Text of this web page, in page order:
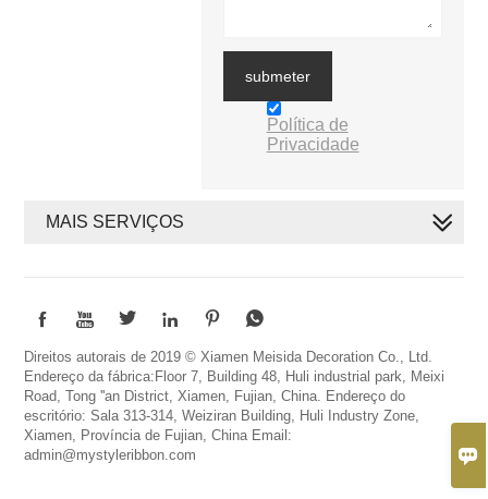

submeter
Política de
Privacidade
MAIS SERVIÇOS
     
Direitos autorais de 2019 © Xiamen Meisida Decoration Co., Ltd.
Endereço da fábrica:Floor 7, Building 48, Huli industrial park, Meixi
Road, Tong ''an District, Xiamen, Fujian, China. Endereço do
escritório: Sala 313-314, Weiziran Building, Huli Industry Zone,
Xiamen, Província de Fujian, China Email:
admin@mystyleribbon.com